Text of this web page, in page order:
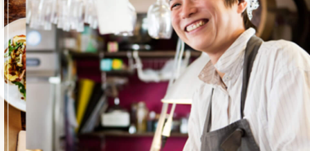
集客・業務支援
グの集客サービスと業務支援サービスで店舗経営の課題解決を支援します。